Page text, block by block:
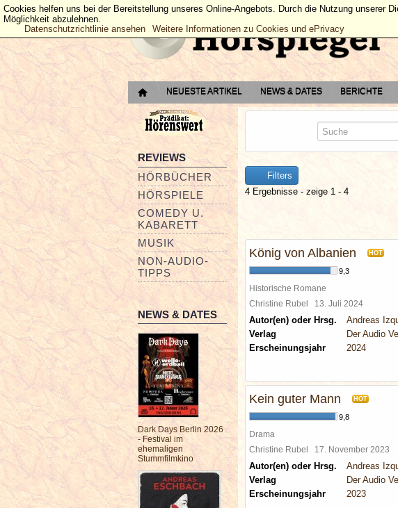
NEUESTE ARTIKEL NEWS & DATES BERICHTE
REVIEWS
HÖRBÜCHER
HÖRSPIELE
COMEDY U.
KABARETT
MUSIK
NON-AUDIO-
TIPPS
NEWS & DATES
Dark Days Berlin 2026
- Festival im
ehemaligen
Stummfilmkino
Filters
4 Ergebnisse - zeige 1 - 4
König von Albanien HOT
9,3
Historische Romane
Christine Rubel 13. Juli 2024
Autor(en) oder Hrsg.
Andreas
Verlag
Der Audio
Erscheinungsjahr
2024
Kein guter Mann HOT
9,8
Drama
Christine Rubel 17. November 2023
Autor(en) oder Hrsg.
Andreas
Verlag
Der Audio
Erscheinungsjahr
2023
Cookies helfen uns bei der Bereitstellung unseres Online-Angebots. Durch die Nutzung
Möglichkeit abzulehnen.
Datenschutzrichtlinie ansehen
Weitere Informationen zu Cookies und ePrivacy